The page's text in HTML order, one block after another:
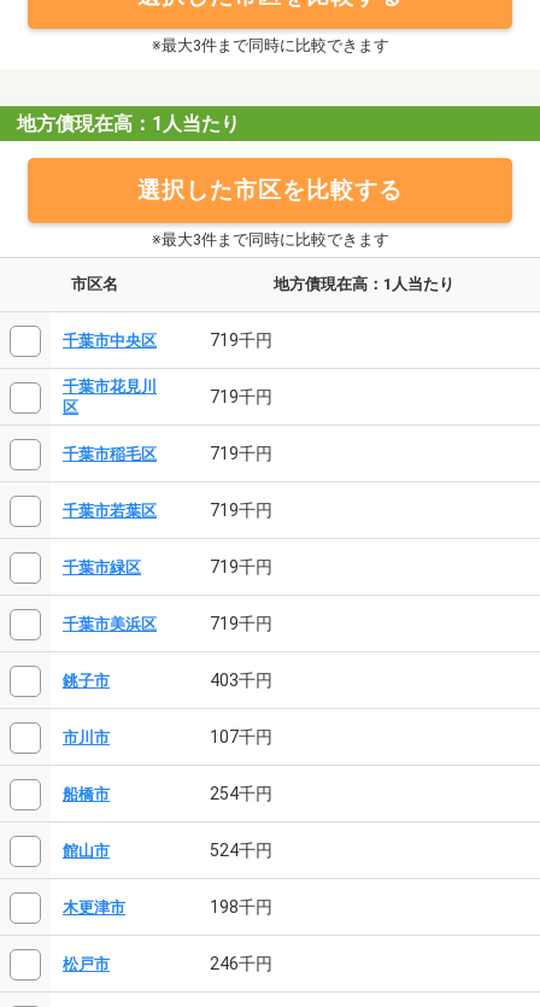
※最大3件まで同時に比較できます
地方債現在高：1人当たり
選択した市区を比較する
※最大3件まで同時に比較できます
市区名 地方債現在高：1人当たり
千葉市中央区 719千円
千葉市花見川
区
719千円
千葉市稲毛区 719千円
千葉市若葉区 719千円
千葉市緑区 719千円
千葉市美浜区 719千円
銚子市 403千円
市川市 107千円
船橋市 254千円
館山市 524千円
木更津市 198千円
松戸市 246千円